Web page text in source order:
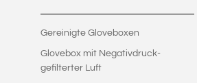
Gereinigte Gloveboxen
Glovebox mit Negativdruck-
gefilterter Luft